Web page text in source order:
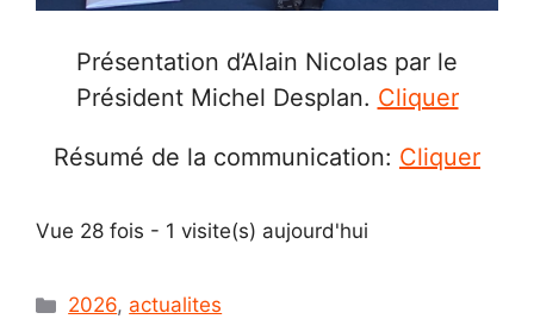
Présentation d’Alain Nicolas par le
Président Michel Desplan. Cliquer
Résumé de la communication: Cliquer
Vue 28 fois - 1 visite(s) aujourd'hui
Catégories
2026, actualites